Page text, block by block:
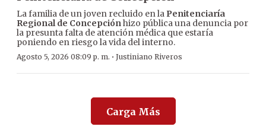
La familia de un joven recluido en la Penitenciaría
Regional de Concepciónhizo pública una denuncia por
la presunta falta de atención médica que estaría
poniendo en riesgo la vida del interno.
Agosto 5, 2026 08:09 p. m. · Justiniano Riveros
Carga Más